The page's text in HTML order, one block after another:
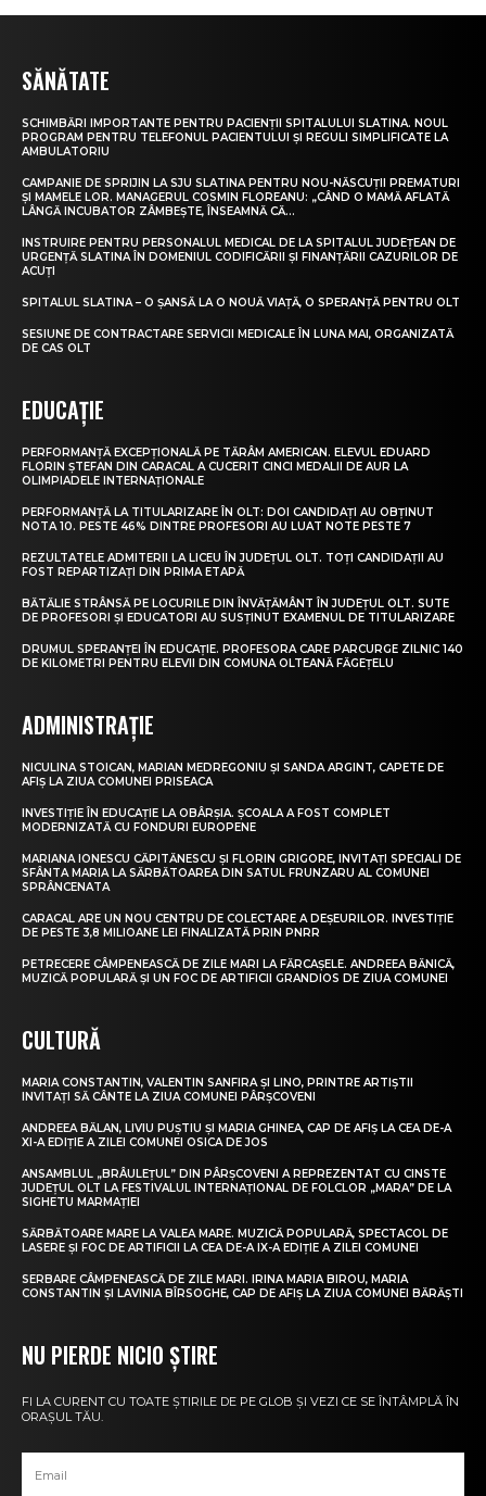
SĂNĂTATE
SCHIMBĂRI IMPORTANTE PENTRU PACIENȚII SPITALULUI SLATINA. NOUL
PROGRAM PENTRU TELEFONUL PACIENTULUI ȘI REGULI SIMPLIFICATE LA
AMBULATORIU
CAMPANIE DE SPRIJIN LA SJU SLATINA PENTRU NOU-NĂSCUȚII PREMATURI
ȘI MAMELE LOR. MANAGERUL COSMIN FLOREANU: „CÂND O MAMĂ AFLATĂ
LÂNGĂ INCUBATOR ZÂMBEȘTE, ÎNSEAMNĂ CĂ...
INSTRUIRE PENTRU PERSONALUL MEDICAL DE LA SPITALUL JUDEȚEAN DE
URGENȚĂ SLATINA ÎN DOMENIUL CODIFICĂRII ȘI FINANȚĂRII CAZURILOR DE
ACUȚI
SPITALUL SLATINA – O ȘANSĂ LA O NOUĂ VIAȚĂ, O SPERANȚĂ PENTRU OLT
SESIUNE DE CONTRACTARE SERVICII MEDICALE ÎN LUNA MAI, ORGANIZATĂ
DE CAS OLT
EDUCAȚIE
PERFORMANȚĂ EXCEPȚIONALĂ PE TĂRÂM AMERICAN. ELEVUL EDUARD
FLORIN ȘTEFAN DIN CARACAL A CUCERIT CINCI MEDALII DE AUR LA
OLIMPIADELE INTERNAȚIONALE
PERFORMANȚĂ LA TITULARIZARE ÎN OLT: DOI CANDIDAȚI AU OBȚINUT
NOTA 10. PESTE 46% DINTRE PROFESORI AU LUAT NOTE PESTE 7
REZULTATELE ADMITERII LA LICEU ÎN JUDEȚUL OLT. TOȚI CANDIDAȚII AU
FOST REPARTIZAȚI DIN PRIMA ETAPĂ
BĂTĂLIE STRÂNSĂ PE LOCURILE DIN ÎNVĂȚĂMÂNT ÎN JUDEȚUL OLT. SUTE
DE PROFESORI ȘI EDUCATORI AU SUSȚINUT EXAMENUL DE TITULARIZARE
DRUMUL SPERANȚEI ÎN EDUCAȚIE. PROFESORA CARE PARCURGE ZILNIC 140
DE KILOMETRI PENTRU ELEVII DIN COMUNA OLTEANĂ FĂGEȚELU
ADMINISTRAȚIE
NICULINA STOICAN, MARIAN MEDREGONIU ȘI SANDA ARGINT, CAPETE DE
AFIȘ LA ZIUA COMUNEI PRISEACA
INVESTIȚIE ÎN EDUCAȚIE LA OBÂRȘIA. ȘCOALA A FOST COMPLET
MODERNIZATĂ CU FONDURI EUROPENE
MARIANA IONESCU CĂPITĂNESCU ȘI FLORIN GRIGORE, INVITAȚI SPECIALI DE
SFÂNTA MARIA LA SĂRBĂTOAREA DIN SATUL FRUNZARU AL COMUNEI
SPRÂNCENATA
CARACAL ARE UN NOU CENTRU DE COLECTARE A DEȘEURILOR. INVESTIȚIE
DE PESTE 3,8 MILIOANE LEI FINALIZATĂ PRIN PNRR
PETRECERE CÂMPENEASCĂ DE ZILE MARI LA FĂRCAȘELE. ANDREEA BĂNICĂ,
MUZICĂ POPULARĂ ȘI UN FOC DE ARTIFICII GRANDIOS DE ZIUA COMUNEI
CULTURĂ
MARIA CONSTANTIN, VALENTIN SANFIRA ȘI LINO, PRINTRE ARTIȘTII
INVITAȚI SĂ CÂNTE LA ZIUA COMUNEI PÂRȘCOVENI
ANDREEA BĂLAN, LIVIU PUȘTIU ȘI MARIA GHINEA, CAP DE AFIȘ LA CEA DE-A
XI-A EDIȚIE A ZILEI COMUNEI OSICA DE JOS
ANSAMBLUL „BRÂULEȚUL” DIN PÂRȘCOVENI A REPREZENTAT CU CINSTE
JUDEȚUL OLT LA FESTIVALUL INTERNAȚIONAL DE FOLCLOR „MARA” DE LA
SIGHETU MARMAȚIEI
SĂRBĂTOARE MARE LA VALEA MARE. MUZICĂ POPULARĂ, SPECTACOL DE
LASERE ȘI FOC DE ARTIFICII LA CEA DE-A IX-A EDIȚIE A ZILEI COMUNEI
SERBARE CÂMPENEASCĂ DE ZILE MARI. IRINA MARIA BIROU, MARIA
CONSTANTIN ȘI LAVINIA BÎRSOGHE, CAP DE AFIȘ LA ZIUA COMUNEI BĂRĂȘTI
NU PIERDE NICIO ȘTIRE
FI LA CURENT CU TOATE ȘTIRILE DE PE GLOB ȘI VEZI CE SE ÎNTÂMPLĂ ÎN
ORAȘUL TĂU.